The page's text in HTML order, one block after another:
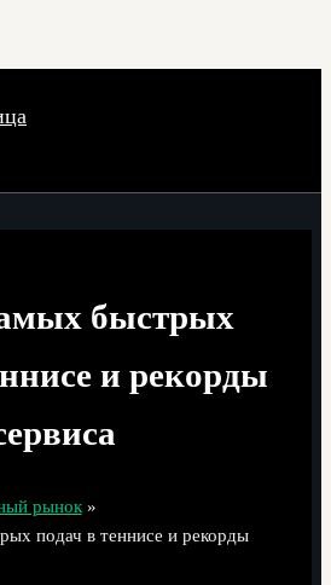
быстрых
и рекорды
рынок
подач в теннисе и рекорды